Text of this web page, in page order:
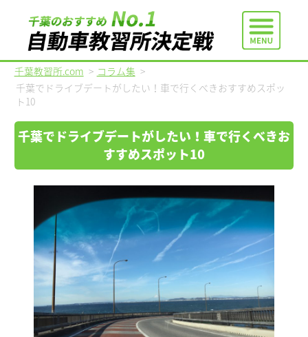
千葉教習所.com > コラム集 >
千葉でドライブデートがしたい！車で行くべきおすすめスポッ
ト10
千葉でドライブデートがしたい！車で行くべきお
すすめスポット10